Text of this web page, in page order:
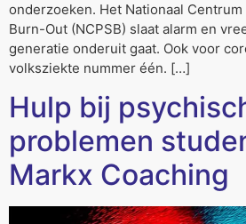
onderzoeken. Het Nationaal
Burn-Out (NCPSB) slaat alarm en
generatie onderuit gaat. Ook voor
volksziekte nummer één. […]
Hulp bij
problemen
Markx Coaching